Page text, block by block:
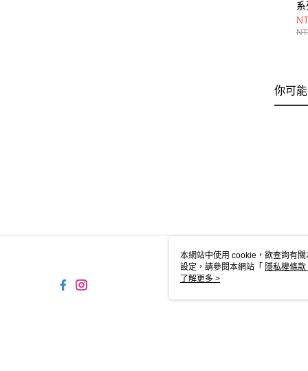
W
你可
本網站中使用 cookie，欲查詢有
設定，請參閱本網站「 隱私權條款
使用 cookie。
了解更多 >